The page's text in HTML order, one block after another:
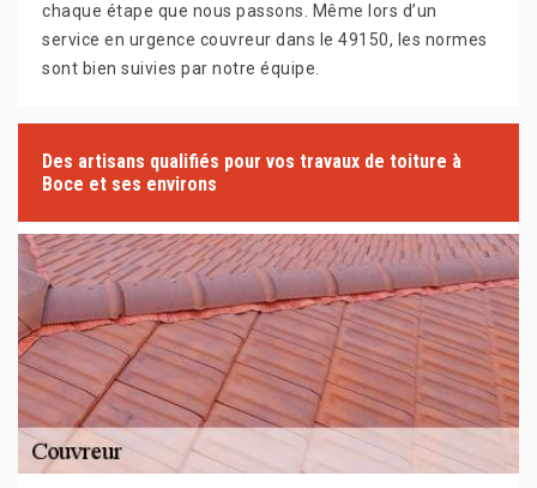
chaque étape que nous passons. Même lors d’un
service en urgence couvreur dans le 49150, les normes
sont bien suivies par notre équipe.
Des artisans qualifiés pour vos travaux de toiture à
Boce et ses environs